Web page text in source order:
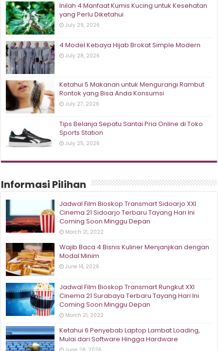
Inilah 4 Manfaat Kumis Kucing untuk Kesehatan
yang Perlu Diketahui
July 29, 2026
4 Model Kebaya Hijab Brokat Simple Modern
July 28, 2026
Ketahui 5 Makanan untuk Mengurangi Rambut
Rontok yang Bisa Anda Konsumsi
July 27, 2026
Tips Belanja Sepatu Santai Pria Online di Toko
Sports Station
July 25, 2026
Informasi Pilihan
Jadwal Film Bioskop Transmart Sidoarjo XXI
Cinema 21 Sidoarjo Terbaru Tayang Hari Ini
Coming Soon Minggu Depan
March 21, 2022
Wajib Baca 4 Bisnis Kuliner Menjanjikan dengan
Modal Minim
June 14, 2026
Jadwal Film Bioskop Transmart Rungkut XXI
Cinema 21 Surabaya Terbaru Tayang Hari Ini
Coming Soon Minggu Depan
March 21, 2022
Ketahui 6 Penyebab Laptop Lambat Loading,
Mulai dari Software Hingga Hardware